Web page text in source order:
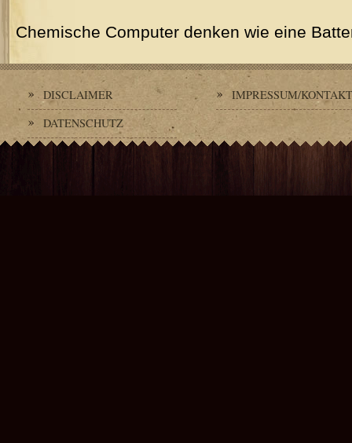
Chemische Computer denken wie eine
DISCLAIMER
DATENSCHUTZ
IMPRESSUM/KONTAKT